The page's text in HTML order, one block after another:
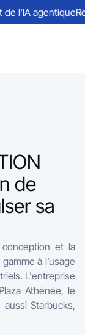
de
sa
conception et la
à l’usage
L'entreprise
Athénée, le
Starbucks,
l'IA agentique